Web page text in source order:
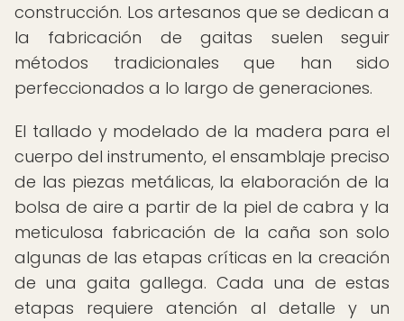
construcción. Los artesanos que se dedican a
la fabricación de gaitas suelen seguir
métodos tradicionales que han sido
perfeccionados a lo largo de generaciones.
El tallado y modelado de la madera para el
cuerpo del instrumento, el ensamblaje preciso
de las piezas metálicas, la elaboración de la
bolsa de aire a partir de la piel de cabra y la
meticulosa fabricación de la caña son solo
algunas de las etapas críticas en la creación
de una gaita gallega. Cada una de estas
etapas requiere atención al detalle y un